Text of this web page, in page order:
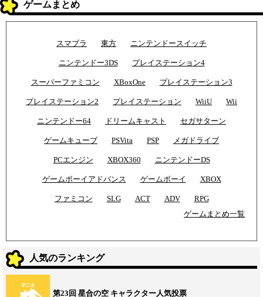
ゲームまとめ
スマブラ 東方 ニンテンドースイッチ
ニンテンドー3DS プレイステーション4
スーパーファミコン XBoxOne プレイステーション3
プレイステーション2 プレイステーション WiiU Wii
ニンテンドー64 ドリームキャスト セガサターン
ゲームキューブ PSVita PSP メガドライブ
PCエンジン XBOX360 ニンテンドーDS
ゲームボーイアドバンス ゲームボーイ XBOX
ファミコン SLG ACT ADV
RPG
ゲームまとめ一覧
人気のランキング
第23回 星合の空 キャラクター人気投票